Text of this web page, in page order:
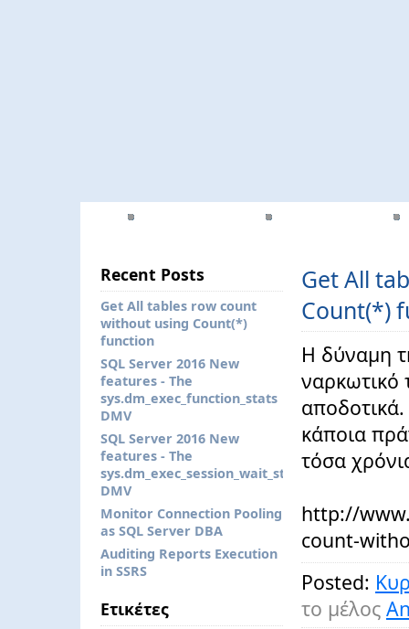
Recent Posts
Get All tables row count
without using Count(*)
function
SQL Server 2016 New
features - The
sys.dm_exec_function_stats
DMV
SQL Server 2016 New
features - The
sys.dm_exec_session_wait_stats
DMV
Monitor Connection Pooling
as SQL Server DBA
Auditing Reports Execution
in SSRS
Ετικέτες
Get All
Count(*)
Η δύναμη
ναρκωτικό
κάποια
τόσα
http://
count-
Posted:
το μέλος